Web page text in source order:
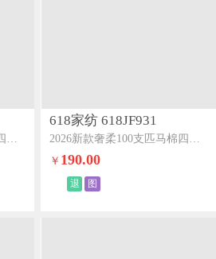
2026新款奢柔100支匹马棉四件套-海岛系列海岛蓝
618家纺 618JF931
2026新款奢柔100支匹马棉四件套-海岛系列海岛粉
￥ 190.00
退 图